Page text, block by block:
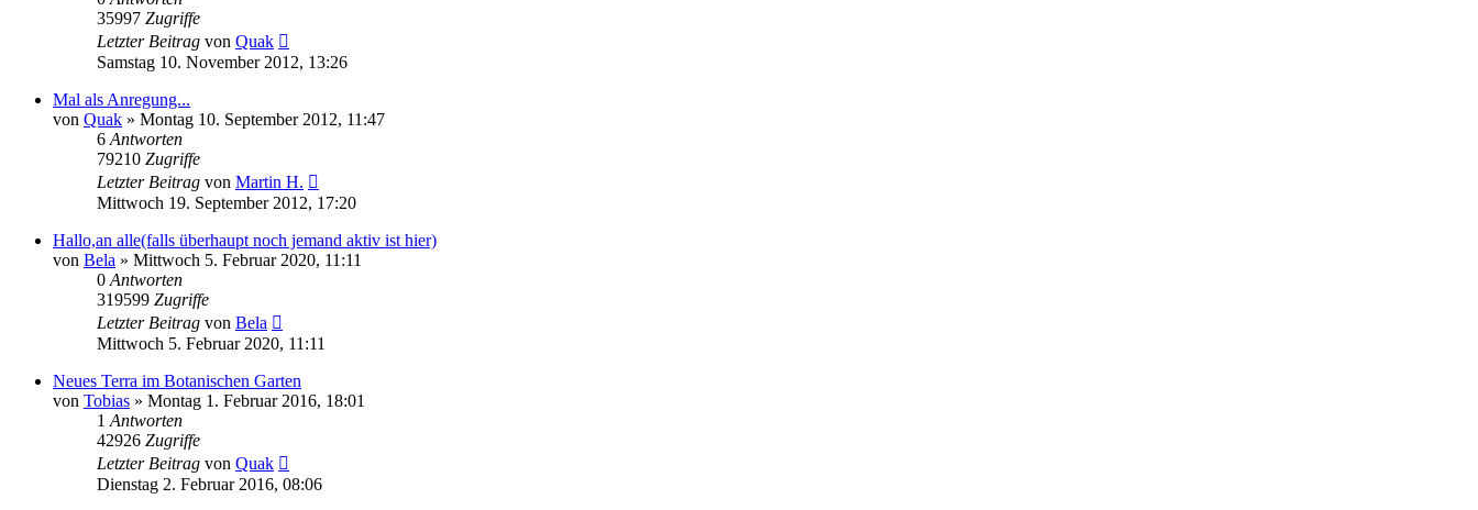
35997 Zugriffe
Letzter Beitrag von Quak
Samstag 10. November 2012, 13:26
Mal als Anregung...
von Quak » Montag 10. September 2012, 11:47
6 Antworten
79210 Zugriffe
Letzter Beitrag von Martin H.
Mittwoch 19. September 2012, 17:20
Hallo,an alle(falls überhaupt noch jemand aktiv ist hier)
von Bela » Mittwoch 5. Februar 2020, 11:11
0 Antworten
319599 Zugriffe
Letzter Beitrag von Bela
Mittwoch 5. Februar 2020, 11:11
Neues Terra im Botanischen Garten
von Tobias » Montag 1. Februar 2016, 18:01
1 Antworten
42926 Zugriffe
Letzter Beitrag von Quak
Dienstag 2. Februar 2016, 08:06